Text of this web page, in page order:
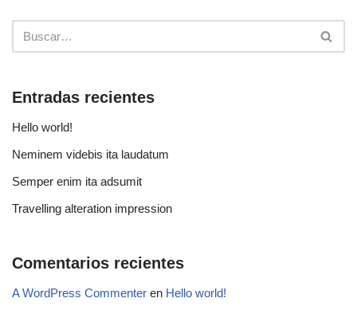
Entradas recientes
Hello world!
Neminem videbis ita laudatum
Semper enim ita adsumit
Travelling alteration impression
Comentarios recientes
A WordPress Commenter en Hello world!